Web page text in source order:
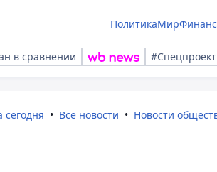
ПолитикаМир
в сравнении
сегодня Все новости Новости